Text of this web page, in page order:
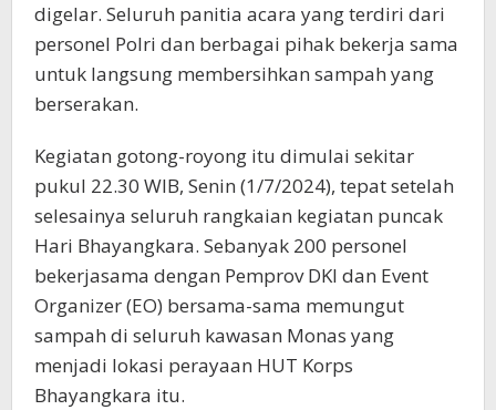
digelar. Seluruh panitia acara yang terdiri dari
personel Polri dan berbagai pihak bekerja sama
untuk langsung membersihkan sampah yang
berserakan.
Kegiatan gotong-royong itu dimulai sekitar
pukul 22.30 WIB, Senin (1/7/2024), tepat setelah
selesainya seluruh rangkaian kegiatan puncak
Hari Bhayangkara. Sebanyak 200 personel
bekerjasama dengan Pemprov DKI dan Event
Organizer (EO) bersama-sama memungut
sampah di seluruh kawasan Monas yang
menjadi lokasi perayaan HUT Korps
Bhayangkara itu.